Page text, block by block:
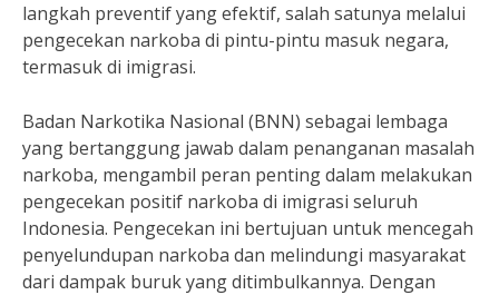
langkah preventif yang efektif, salah satunya melalui
pengecekan narkoba di pintu-pintu masuk negara,
termasuk di imigrasi.
Badan Narkotika Nasional (BNN) sebagai lembaga
yang bertanggung jawab dalam penanganan masalah
narkoba, mengambil peran penting dalam melakukan
pengecekan positif narkoba di imigrasi seluruh
Indonesia. Pengecekan ini bertujuan untuk mencegah
penyelundupan narkoba dan melindungi masyarakat
dari dampak buruk yang ditimbulkannya. Dengan